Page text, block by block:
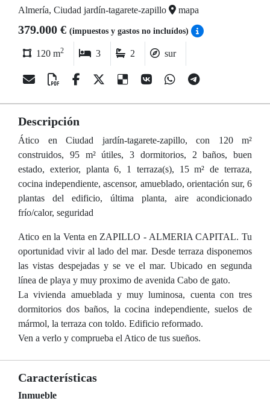
Almería, Ciudad jardín-tagarete-zapillo mapa
379.000 € (impuestos y gastos no incluídos)
120 m2 3 2 sur
Descripción
Ático en Ciudad jardín-tagarete-zapillo, con 120 m²
construidos, 95 m² útiles, 3 dormitorios, 2 baños, buen
estado, exterior, planta 6, 1 terraza(s), 15 m² de terraza,
cocina independiente, ascensor, amueblado, orientación sur, 6
plantas del edificio, última planta, aire acondicionado
frío/calor, seguridad
Atico en la Venta en ZAPILLO - ALMERIA CAPITAL. Tu
oportunidad vivir al lado del mar. Desde terraza disponemos
las vistas despejadas y se ve el mar. Ubicado en segunda
línea de playa y muy proximo de avenida Cabo de gato.
La vivienda amueblada y muy luminosa, cuenta con tres
dormitorios dos baños, la cocina independiente, suelos de
mármol, la terraza con toldo. Edificio reformado.
Ven a verlo y comprueba el Atico de tus sueños.
Características
Inmueble